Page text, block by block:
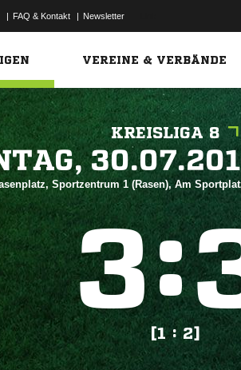
| FAQ & Kontakt | Newsletter
VEREINE & VERBÄNDE
KREISLIGA 8
Sportzentrum 1 (Rasen), Am
:
[1 : 2]